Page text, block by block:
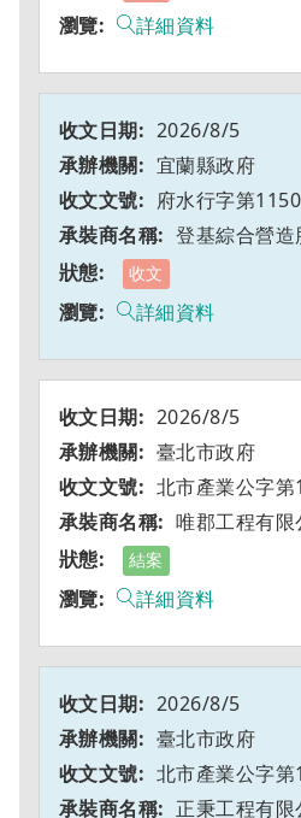
詳細資料
2026/8/5
宜蘭縣政府
府水行字第
登基綜合營
收文
詳細資料
2026/8/5
臺北市政府
北市產業公字
唯郡工程有限
結案
詳細資料
2026/8/5
臺北市政府
北市產業公字
正秉工程有限